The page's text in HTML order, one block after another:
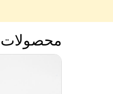
محصولات